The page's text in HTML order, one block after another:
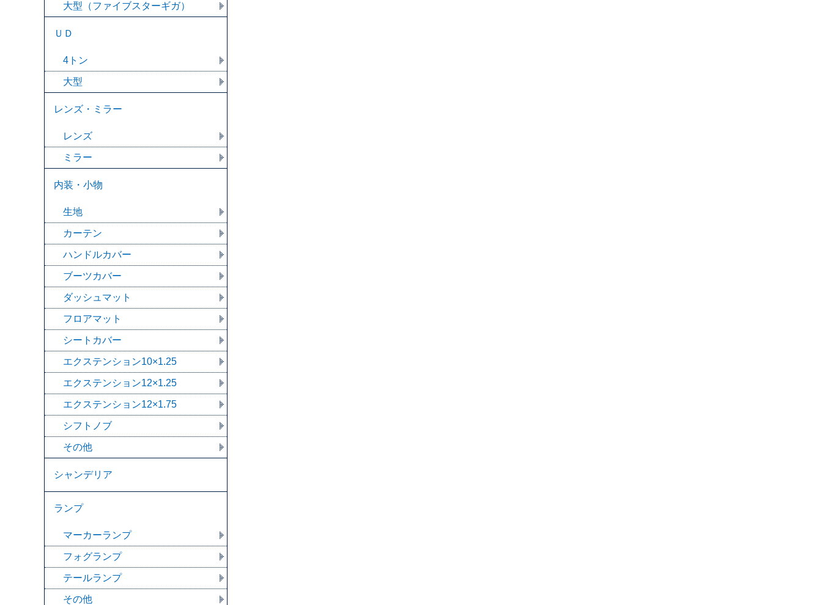
大型（ファイブスターギガ）
ＵＤ
4トン
大型
レンズ・ミラー
レンズ
ミラー
内装・小物
生地
カーテン
ハンドルカバー
ブーツカバー
ダッシュマット
フロアマット
シートカバー
エクステンション10×1.25
エクステンション12×1.25
エクステンション12×1.75
シフトノブ
その他
シャンデリア
ランプ
マーカーランプ
フォグランプ
テールランプ
その他